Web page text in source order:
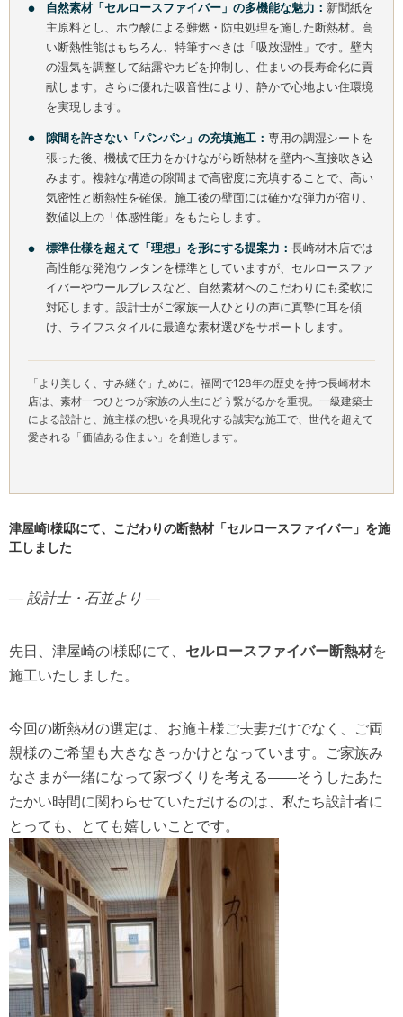
自然素材「セルロースファイバー」の多機能な魅力： 新聞紙を
主原料とし、ホウ酸による難燃・防虫処理を施した断熱材。高
い断熱性能はもちろん、特筆すべきは「吸放湿性」です。壁内
の湿気を調整して結露やカビを抑制し、住まいの長寿命化に貢
献します。さらに優れた吸音性により、静かで心地よい住環境
を実現します。
隙間を許さない「パンパン」の充填施工：専用の調湿シートを
張った後、機械で圧力をかけながら断熱材を壁内へ直接吹き込
みます。複雑な構造の隙間まで高密度に充填することで、高い
気密性と断熱性を確保。施工後の壁面には確かな弾力が宿り、
数値以上の「体感性能」をもたらします。
標準仕様を超えて「理想」を形にする提案力：長崎材木店では
高性能な発泡ウレタンを標準としていますが、セルロースファ
イバーやウールブレスなど、自然素材へのこだわりにも柔軟に
対応します。設計士がご家族一人ひとりの声に真摯に耳を傾
け、ライフスタイルに最適な素材選びをサポートします。
「より美しく、すみ継ぐ」ために。福岡で128年の歴史を持つ長崎材木
店は、素材一つひとつが家族の人生にどう繋がるかを重視。一級建築士
による設計と、施主様の想いを具現化する誠実な施工で、世代を超えて
愛される「価値ある住まい」を創造します。
津屋崎I様邸にて、こだわりの断熱材「セルロースファイバー」を施
工しました
― 設計士・石並より ―
先日、津屋崎のI様邸にて、 セルロースファイバー断熱材を
施工いたしました。
今回の断熱材の選定は、お施主様ご夫妻だけでなく、ご両
親様のご希望も大きなきっかけとなっています。ご家族み
なさまが一緒になって家づくりを考える――そうしたあた
たかい時間に関わらせていただけるのは、私たち設計者に
とっても、とても嬉しいことです。